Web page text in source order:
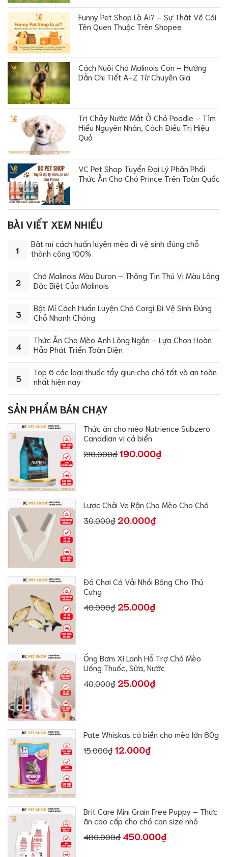
Funny Pet Shop Là Ai? – Sự Thật Về Cái
Tên Quen Thuộc Trên Shopee
Cách Nuôi Chó Malinois Con – Hướng
Dẫn Chi Tiết A-Z Từ Chuyên Gia
Trị Chảy Nước Mắt Ở Chó Poodle – Tìm
Hiểu Nguyên Nhân, Cách Điều Trị Hiệu
Quả
VC Pet Shop Tuyển Đại Lý Phân Phối
Thức Ăn Cho Chó Prince Trên Toàn Quốc
BÀI VIẾT XEM NHIỀU
1
Bật mí cách huấn luyện mèo đi vệ sinh đúng chỗ
thành công 100%
2
Chó Malinois Màu Duron – Thông Tin Thú Vị Màu Lông
Đặc Biệt Của Malinois
3
Bật Mí Cách Huấn Luyện Chó Corgi Đi Vệ Sinh Đúng
Chỗ Nhanh Chóng
4
Thức Ăn Cho Mèo Anh Lông Ngắn – Lựa Chọn Hoàn
Hảo Phát Triển Toàn Diện
5
Top 6 các loại thuốc tẩy giun cho chó tốt và an toàn
nhất hiện nay
SẢN PHẨM BÁN CHẠY
Thức ăn cho mèo Nutrience Subzero
Canadian vị cá biển
210.000₫190.000₫
Lược Chải Ve Rận Cho Mèo Cho Chó
30.000₫ 20.000₫
Đồ Chơi Cá Vải Nhồi Bông Cho Thú
Cưng
40.000₫ 25.000₫
Ống Bơm Xi Lanh Hỗ Trợ Chó Mèo
Uống Thuốc, Sữa, Nước
40.000₫ 25.000₫
Pate Whiskas cá biển cho mèo lớn 80g
15.000₫12.000₫
Brit Care Mini Grain Free Puppy – Thức
ăn cao cấp cho chó con size nhỏ
480.000₫ 450.000₫